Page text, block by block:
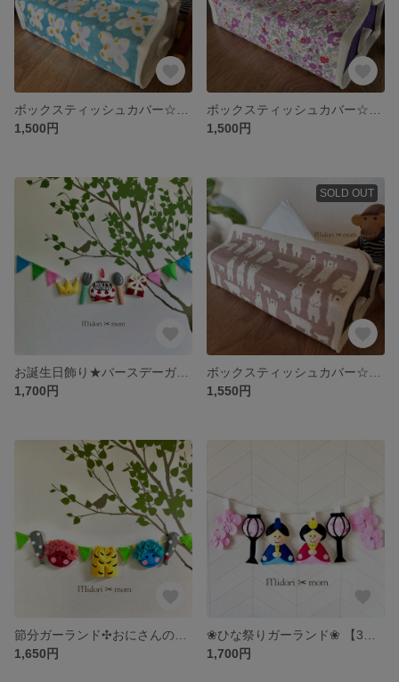
1,500円
1,500円
1,700円
SOLD OUT
1,550円
1,650円
1,700円